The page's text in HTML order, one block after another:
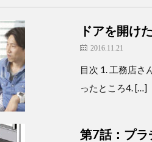
ドアを開け
2016.11.21
目次 1. 工務店さ
ったところ4. […]
第7話：プラ